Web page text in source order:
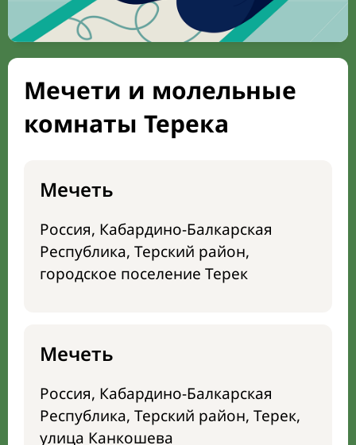
Мечети и молельные
комнаты Терека
Мечеть
Россия, Кабардино-Балкарская
Республика, Терский район,
городское поселение Терек
Мечеть
Россия, Кабардино-Балкарская
Республика, Терский район, Терек,
улица Канкошева